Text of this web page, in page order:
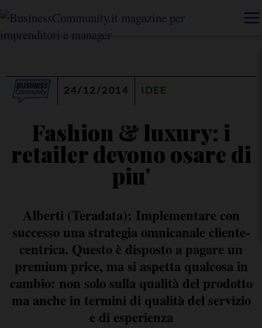
24/12/2014 IDEE
Fashion & luxury: i
retailer devono osare di
piu'
Alberti (Teradata): Implementare con
successo una strategia omnicanale cliente-
centrica. Questo è disposto a pagare un
premium price, ma si aspetta qualcosa in
cambio: non solo sulla qualità del prodotto
ma anche in termini di qualità del servizio
e di esperienza